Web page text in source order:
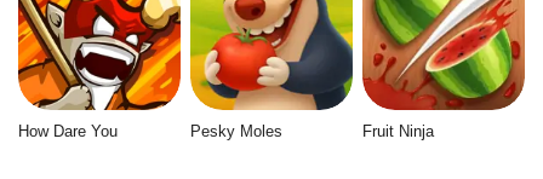
How Dare You Pesky Moles Fruit Ninja